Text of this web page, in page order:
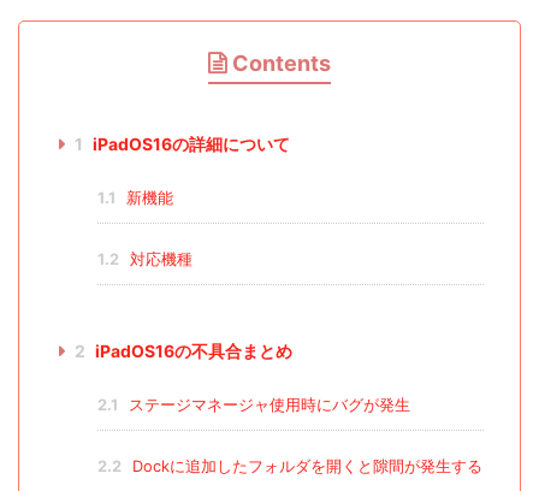
Contents
1 iPadOS16の詳細について
1.1 新機能
1.2 対応機種
2 iPadOS16の不具合まとめ
2.1 ステージマネージャ使用時にバグが発生
2.2 Dockに追加したフォルダを開くと隙間が発生する